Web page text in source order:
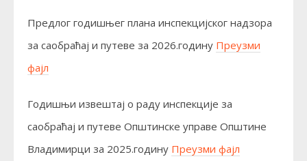
Предлог годишњег плана инспекцијског надзора
за саобраћај и путеве за 2026.годину Преузми
фајл
Годишњи извештај о раду инспекције за
саобраћај и путеве Општинске управе Општине
Владимирци за 2025.годину Преузми фајл